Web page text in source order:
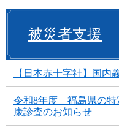
被災者支援
【日本赤十字社】国内
令和8年度 福島県の特
康診査のお知らせ